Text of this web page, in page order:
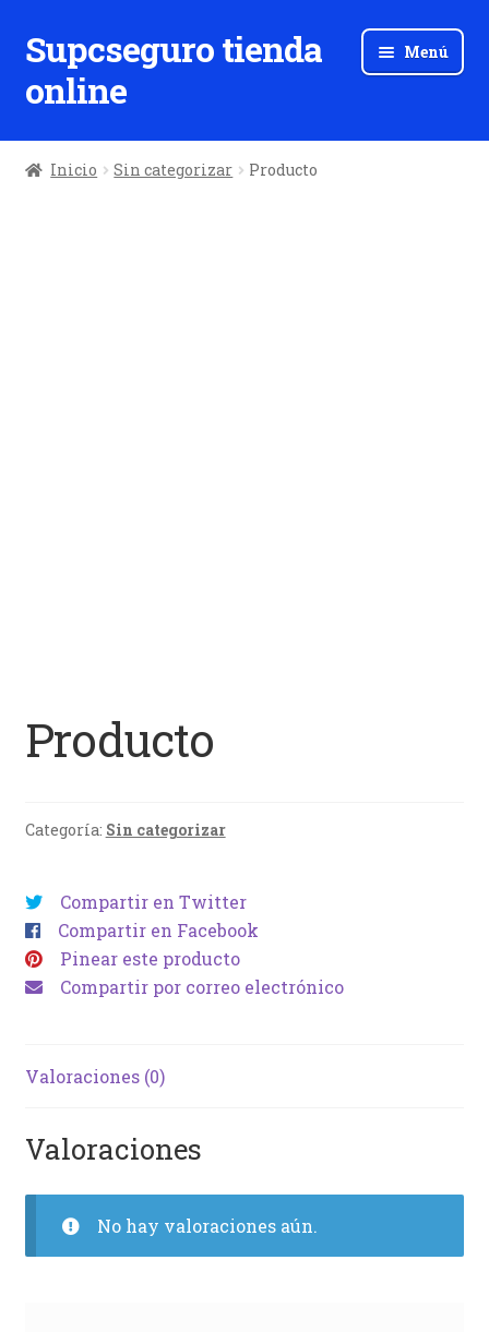
Ir
a
la
Ir
al
contenido
Supcseguro tienda
online
Menú
Inicio Sin categorizar Producto
Producto
Categoría: Sin categorizar
Compartir en Twitter
Compartir en Facebook
Pinear este producto
Compartir por correo electrónico
Valoraciones (0)
Valoraciones
No hay valoraciones aún.